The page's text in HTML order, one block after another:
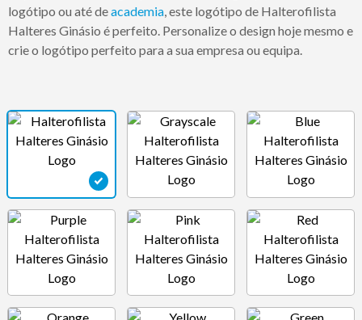
logótipo ou até deacademia, este logótipo de Halterofilista
Halteres Ginásio é perfeito. Personalize o design hoje mesmo e
crie o logótipo perfeito para a sua empresa ou equipa.